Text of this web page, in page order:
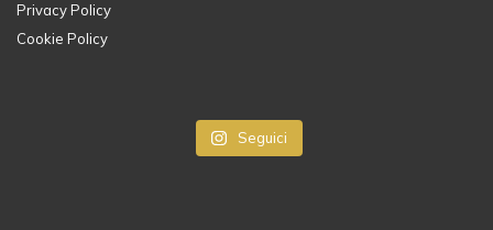
Privacy Policy
Cookie Policy
Seguici